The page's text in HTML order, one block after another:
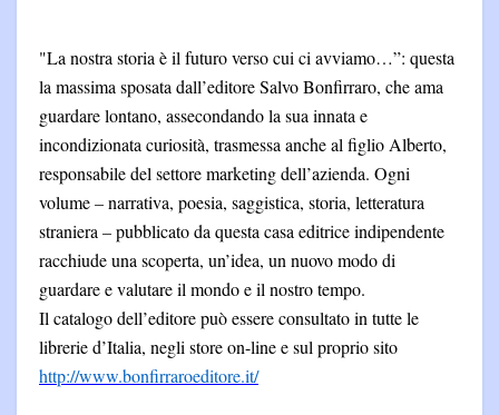
"La nostra storia è il futuro verso cui ci avviamo…”: questa
la massima sposata dall’editore Salvo Bonfirraro, che ama
guardare lontano, assecondando la sua innata e
incondizionata curiosità, trasmessa anche al figlio Alberto,
responsabile del settore marketing dell’azienda. Ogni
volume–narrativa, poesia, saggistica, storia, letteratura
straniera –pubblicato da questa casa editrice indipendente
racchiude una scoperta, un’idea, un nuovo modo di
guardare e valutare il mondo e il nostro tempo.
Il catalogo dell’editore può essere consultato in tutte le
librerie d’Italia, negli store on-line e sul proprio sito
http://www.bonfirraroeditore.it/